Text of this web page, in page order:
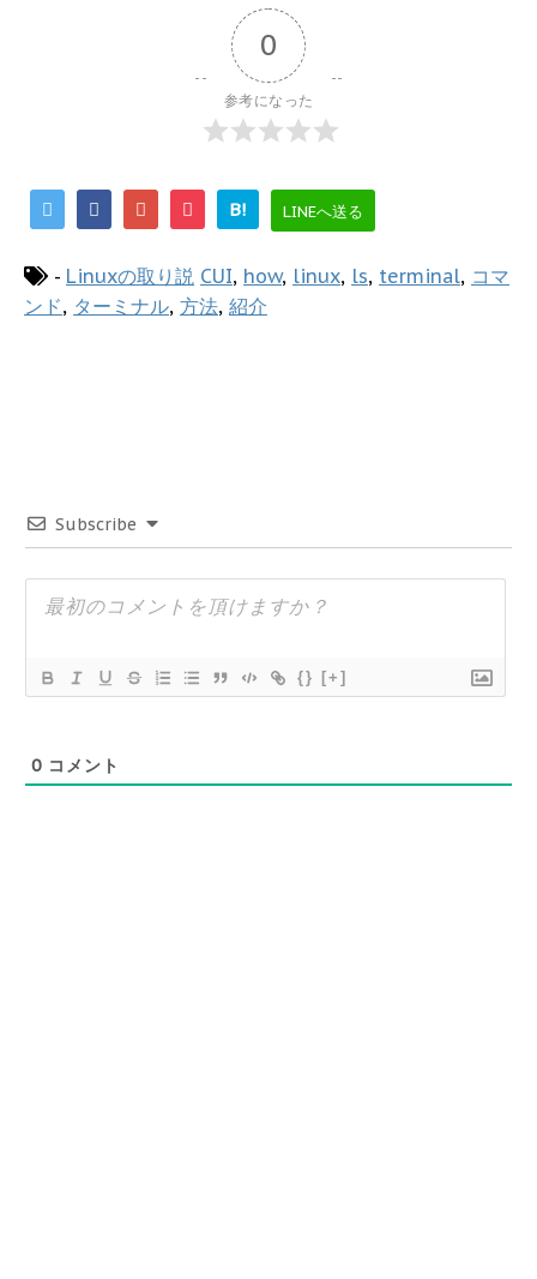
0
参考になった
B! LINEへ送る
- Linuxの取り説 CUI, how, linux, ls, terminal, コマ
ンド, ターミナル, 方法, 紹介
Subscribe
{} [+]
0 コメント